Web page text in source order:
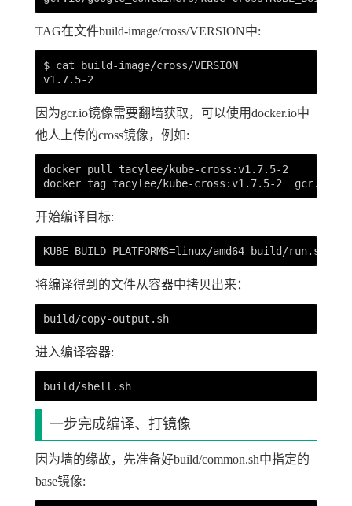
TAG在文件build-image/cross/VERSION中:
$ cat build-image/cross/VERSION
因为gcr.io镜像需要翻墙获取，可以使用docker.io中
他人上传的cross镜像，例如:
docker pull tacylee/kube-cross:v1.7.5-2
开始编译目标:
将编译得到的文件从容器中拷贝出来：
进入编译容器:
一步完成编译、打镜像
因为墙的缘故，先准备好build/common.sh中指定的
base镜像: